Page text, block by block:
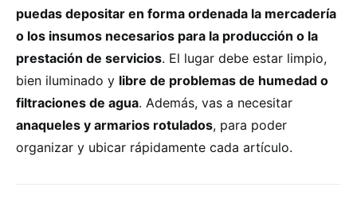
puedas depositar en forma ordenada la mercadería
o los insumos necesarios para la producción o la
prestación de servicios. El lugar debe estar limpio,
bien iluminado y libre de problemas de humedad o
filtraciones de agua. Además, vas a necesitar
anaqueles y armarios rotulados, para poder
organizar y ubicar rápidamente cada artículo.